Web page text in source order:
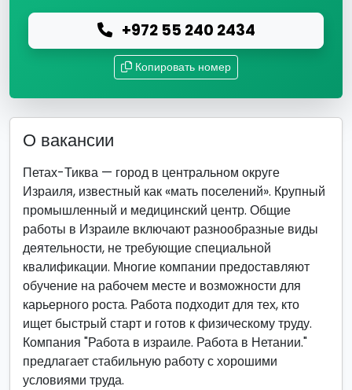
+972 55 240 2434
Копировать номер
О вакансии
Петах-Тиква — город в центральном округе
Израиля, известный как «мать поселений». Крупный
промышленный и медицинский центр. Общие
работы в Израиле включают разнообразные виды
деятельности, не требующие специальной
квалификации. Многие компании предоставляют
обучение на рабочем месте и возможности для
карьерного роста. Работа подходит для тех, кто
ищет быстрый старт и готов к физическому труду.
Компания "Работа в израиле. Работа в Нетании."
предлагает стабильную работу с хорошими
условиями труда.